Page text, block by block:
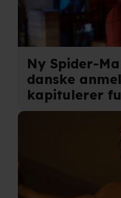
Ny Spider-
danske
kapitulerer